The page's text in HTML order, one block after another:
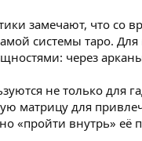
замечают, что со
системы таро.
через
не только для
матрицу для
«пройти внутрь» её